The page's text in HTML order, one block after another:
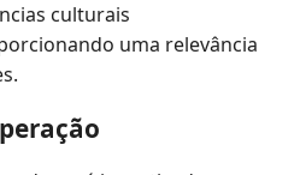
culturais
uma relevância